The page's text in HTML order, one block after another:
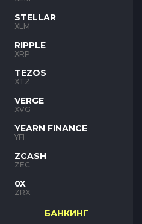
STELLAR
XLM
RIPPLE
XRP
TEZOS
XTZ
VERGE
XVG
YEARN FINANCE
YFI
ZCASH
ZEC
0X
ZRX
БАНКИНГ